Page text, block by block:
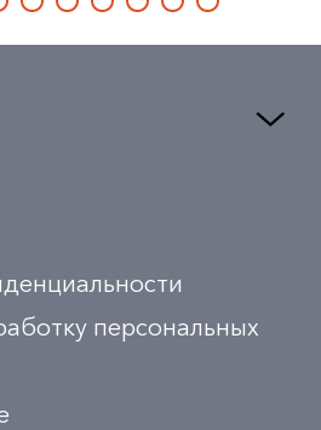
персональных